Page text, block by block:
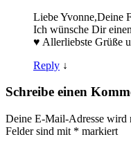
Liebe Yvonne,Deine
Ich wünsche Dir
♥️ Allerliebste Grüße
Reply ↓
Schreibe einen
Deine E-Mail-Adresse wird
Felder sind mit * markiert